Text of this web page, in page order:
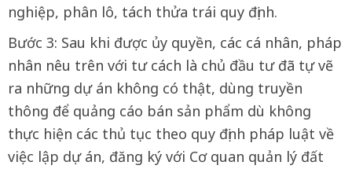
nghiệp, phân lô, tách thửa trái quy định.
Bước 3: Sau khi được ủy quyền, các cá nhân, pháp
nhân nêu trên với tư cách là chủ đầu tư đã tự vẽ
ra những dự án không có thật, dùng truyền
thông để quảng cáo bán sản phẩm dù không
thực hiện các thủ tục theo quy định pháp luật về
việc lập dự án, đăng ký với Cơ quan quản lý đất